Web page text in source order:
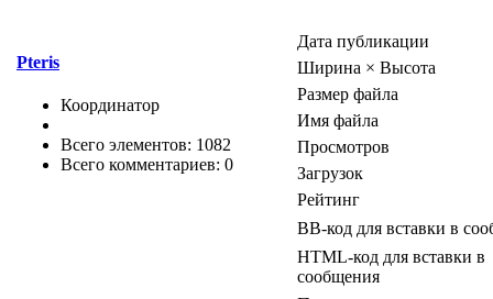
Pteris
Координатор
Всего элементов: 1082
Всего комментариев: 0
Дата публикации
Ширина × Высота
Размер файла
Имя файла
Просмотров
Загрузок
Рейтинг
BB-код для вставки в
HTML-код для вставки в
сообщения